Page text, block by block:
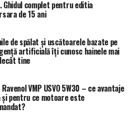
conflictul cu Rusia!
României | Capitala24
făcut marele anunț! Ce se va
în Dosarul Gala Bute /
Comisarul de Prahova
Ghidul complet pentru editia
de 15 ani
de spălat și uscătoarele bazate pe
artificială îți cunosc hainele mai
tine
VMP USVO 5W30 – ce avantaje
pentru ce motoare este